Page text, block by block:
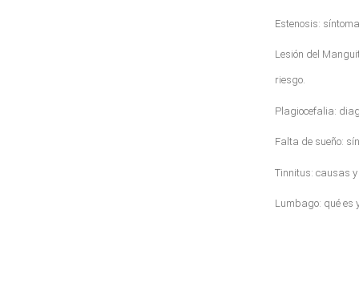
Estenosis:
Lesión del
riesgo.
Plagiocefalia:
Falta de sueño:
Tinnitus: causas
Lumbago: qué es